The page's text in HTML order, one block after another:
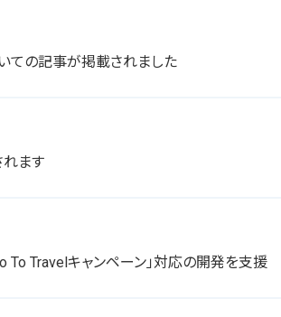
ての記事が掲載されました
れます
To Travelキャンペーン」対応の開発を支援